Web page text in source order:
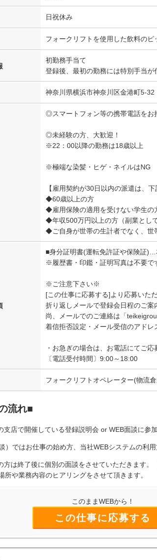
日祝休み
フォークリフトを使用した飲料のピ
初勤務手当て
登録後、最初の勤務には特別手当が
神奈川県横浜市神奈川区金港町5-
◎スマートフォン等の携帯電話をお
◎未経験の方、大歓迎！
※22：00以降の勤務は18歳以上
※極端な染髪・ヒゲ・ネイルはNG
【雇用契約が30日以内の派遣は、
◆60歳以上の方
◆雇用保険の適用を受けない学生の
◆年収500万円以上の方（副業として
◆ご自身が世帯の生計者でなく、世
■身分証明書(運転免許証や保険証
※履歴書・印鑑・証明写真は不要で
※ご注意下さい※
[この仕事に応募する]より応募いた
折り返しメールで登録会日程のご案
尚、メールでのご連絡は「
着信拒否設定・メール受信のアド
・お急ぎの場合は、お電話にてご応
〔電話受付時間〕9:00～18:00
フォークリフトオペレーター(物流
流れ■
支店で開催している登録説明会 or WEB面談に参加
）ではお仕事の始め方、当社WEBシステムの利
方は終了後に個別の面談をさせていただきます
所や業務内容のヒアリングをさせて頂きます。
このままWEBから！
この仕事に応募する